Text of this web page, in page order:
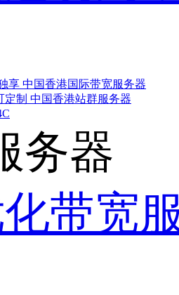
享 中国香港国际带宽服务器
定制 中国香港站群服务器
务器
带宽